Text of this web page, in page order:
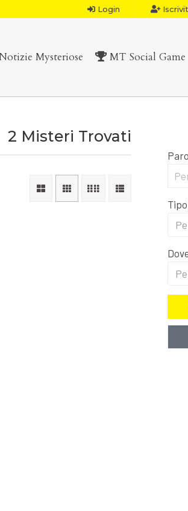
Login
Mysteriose MT Social Game
2 Misteri Trovati